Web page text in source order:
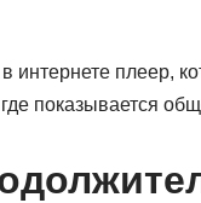
плеер,
показывается